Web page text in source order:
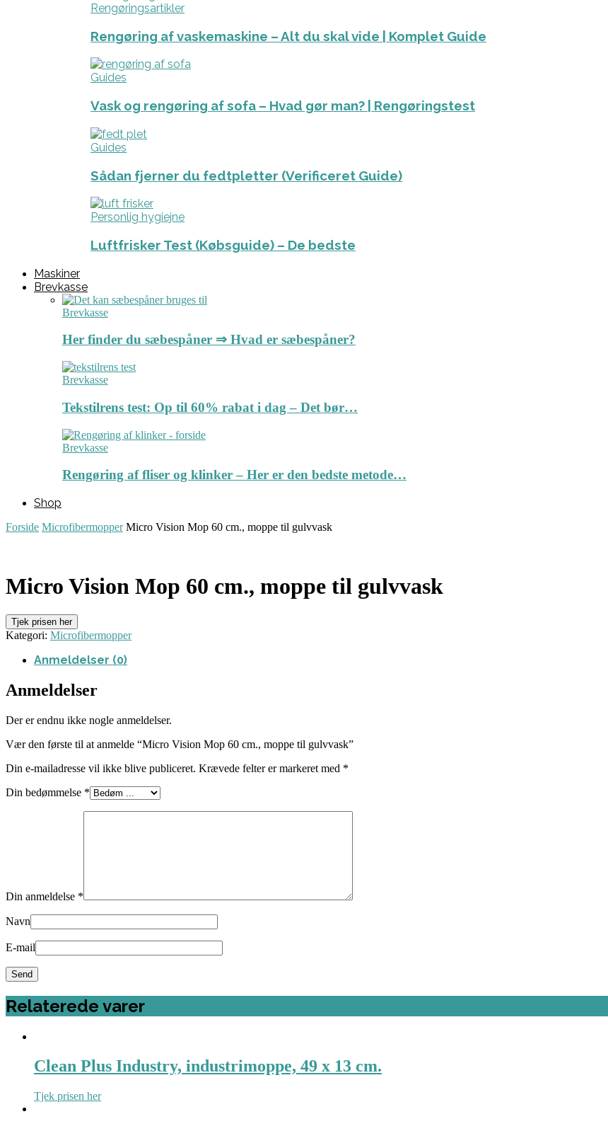
Rengøringsartikler
Rengøring af vaskemaskine – Alt du skal vide | Komplet Guide
Guides
Vask og rengøring af sofa – Hvad gør man? | Rengøringstest
Guides
Sådan fjerner du fedtpletter (Verificeret Guide)
Personlig hygiejne
Luftfrisker Test (Købsguide) – De bedste
Maskiner
Brevkasse
Brevkasse
Her finder du sæbespåner ⇒ Hvad er sæbespåner?
Brevkasse
Tekstilrens test: Op til 60% rabat i dag – Det bør…
Brevkasse
Rengøring af fliser og klinker – Her er den bedste metode…
Shop
Forside Microfibermopper Micro Vision Mop 60 cm., moppe til gulvvask
Micro Vision Mop 60 cm., moppe til gulvvask
Tjek prisen her
Kategori: Microfibermopper
Anmeldelser (0)
Anmeldelser
Der er endnu ikke nogle anmeldelser.
Vær den første til at anmelde “Micro Vision Mop 60 cm., moppe til gulvvask”
Din e-mailadresse vil ikke blive publiceret. Krævede felter er markeret med *
Din bedømmelse *
Din anmeldelse *
Navn
E-mail
Relaterede varer
Clean Plus Industry, industrimoppe, 49 x 13 cm.
Tjek prisen her